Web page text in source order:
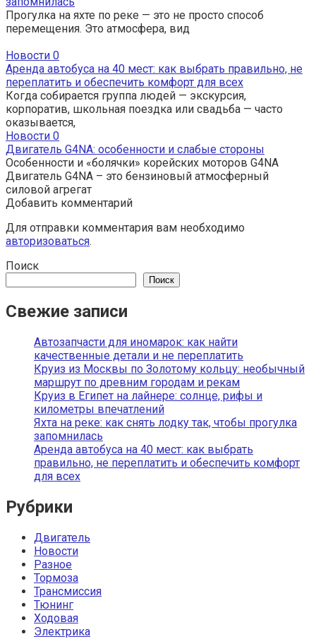
Прогулка на яхте по реке — это не просто способ
перемещения. Это атмосфера, вид
Новости 0
Аренда автобуса на 40 мест: как выбрать правильно, не
переплатить и обеспечить комфорт для всех
Когда собирается группа людей — экскурсия,
корпоратив, школьная поездка или свадьба — часто
оказывается,
Новости 0
Двигатель G4NA: особенности и слабые стороны
Особенности и «болячки» корейских моторов G4NA
Двигатель G4NA – это бензиновый атмосферный
силовой агрегат
Добавить комментарий
Для отправки комментария вам необходимо
авторизоваться.
Поиск
Поиск
Свежие записи
Автозапчасти для иномарок: как найти
качественные детали и не переплатить
Круиз из Москвы по Золотому кольцу: необычный
маршрут по древним городам и рекам
Круиз в Египет на лайнере: солнце, рифы и
километры впечатлений
Яхта на реке: как снять лодку так, чтобы прогулка
запомнилась
Аренда автобуса на 40 мест: как выбрать
правильно, не переплатить и обеспечить комфорт
для всех
Рубрики
Двигатель
Новости
Разное
Тормоза
Трансмиссия
Тюнинг
Ходовая
Электрика